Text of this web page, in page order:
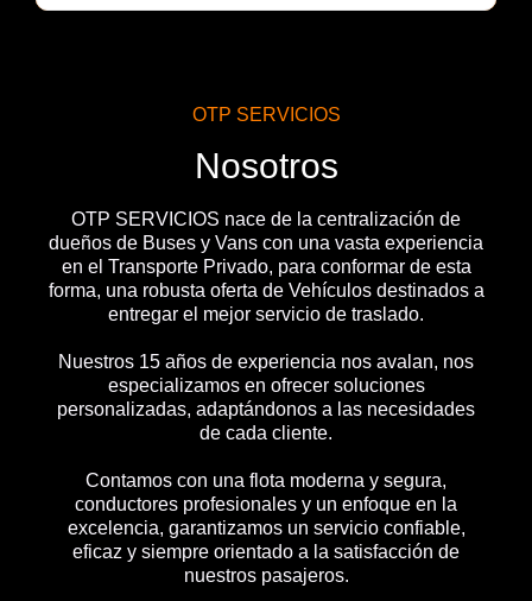
OTP SERVICIOS
Nosotros
OTP SERVICIOS nace de la centralización de
dueños de Buses y Vans con una vasta experiencia
en el Transporte Privado, para conformar de esta
forma, una robusta oferta de Vehículos destinados a
entregar el mejor servicio de traslado.
Nuestros 15 años de experiencia nos avalan, nos
especializamos en ofrecer soluciones
personalizadas, adaptándonos a las necesidades
de cada cliente.
Contamos con una flota moderna y segura,
conductores profesionales y un enfoque en la
excelencia, garantizamos un servicio confiable,
eficaz y siempre orientado a la satisfacción de
nuestros pasajeros.